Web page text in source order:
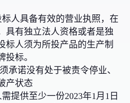
人具备有效的营业执照，在
具有独立法人资格或者是独
标人须为所投产品的生产制
投标。
承诺没有处于被责令停业、
产状态
提供至少一份2023年1月1日